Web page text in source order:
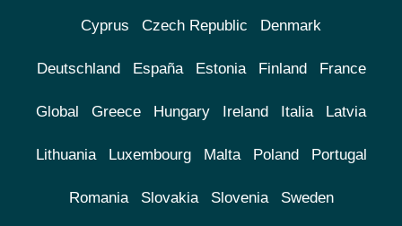
Cyprus Czech Republic Denmark
Deutschland España Estonia Finland France
Global Greece Hungary Ireland Italia Latvia
Lithuania Luxembourg Malta Poland Portugal
Romania Slovakia Slovenia Sweden